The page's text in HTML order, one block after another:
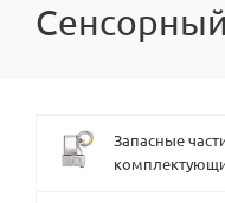
Сенсорный
Запасные